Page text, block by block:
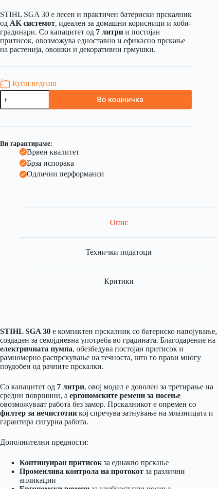
STIHL SGA 30 е лесен и практичен батериски прскалник
од AK системот, идеален за домашни корисници и хоби-
градинари. Со капацитет од 7 литри и постојан
притисок, овозможува едноставно и ефикасно прскање
на растенија, овошки и декоративни грмушки.
Купи веднаш
Во кошничка
Ви гарантираме:
Врвен квалитет
Брза испорака
Одлични перформанси
Опис
Технички податоци
Критики
STIHL SGA 30 е компактен прскалник со батериско напојување,
создаден за секојдневна употреба во градината. Благодарение на
електричната пумпа, обезбедува постојан притисок и
рамномерно распрскување на течноста, што го прави многу
поудобен од рачните прскалки.
Со капацитет од 7 литри, овој модел е доволен за третирање на
средни површини, а ергономските ремени за носење
овозможуваат работа без замор. Прскалникот е опремен со
филтер за нечистотии кој спречува затнување на млазницата и
гарантира сигурна работа.
Дополнителни предности:
Континуиран притисок за еднакво прскање
Променлива контрола на протокот за различни
апликации